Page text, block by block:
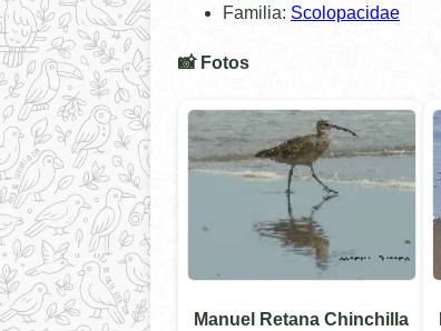
Familia: Scolopacidae
📸 Fotos
Manuel Retana Chinchilla